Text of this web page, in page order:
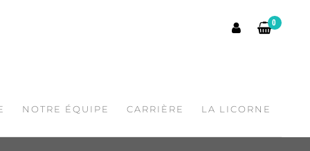
0
NOTRE ÉQUIPE CARRIÈRE LA LICORNE